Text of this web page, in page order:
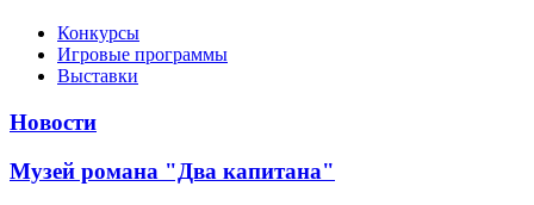
Конкурсы
Игровые программы
Выставки
Новости
Музей романа "Два капитана"